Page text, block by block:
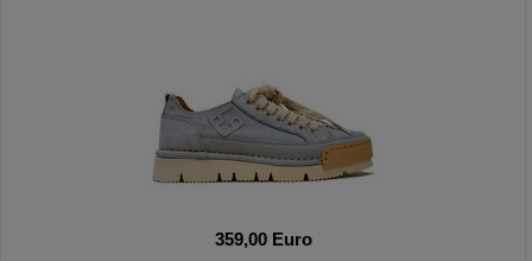
359,00 Euro